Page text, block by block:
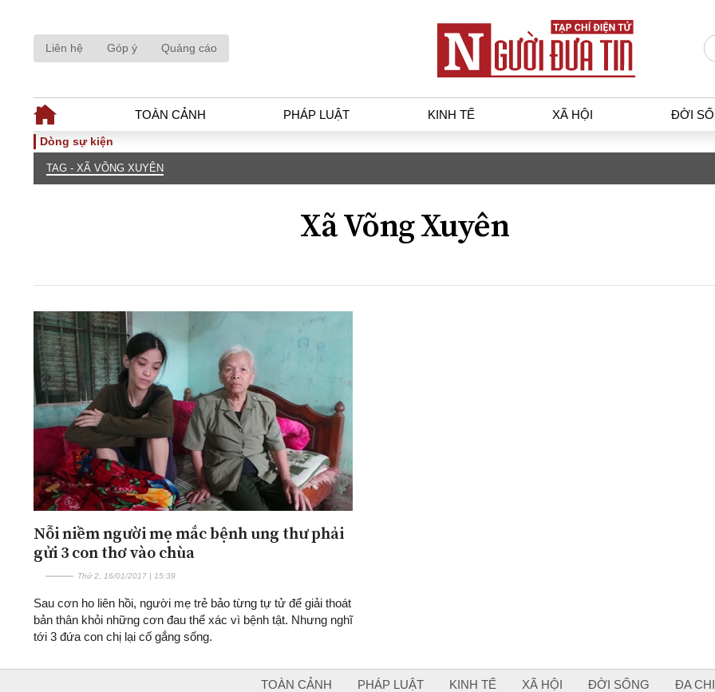
Liên hệ Góp ý Quảng cáo
TOÀN CẢNH PHÁP LUẬT KINH TẾ XÃ HỘI ĐỜI
TOÀN CẢNH
Thế giới
Góc nhìn luật gia
An ninh - Hình sự
Tài chính - Ngân hàng
Xu hướng thị trường
Giao
ĐA CHIỀU
Quan điểm
Xi nhan Trái Phải
Bạn đọc viết
INFOCUS
Dòng sự kiện
TAG - XÃ VÕNG XUYÊN
Xã Võng Xuyên
Nỗi niềm người mẹ mắc bệnh ung thư phải
gửi 3 con thơ vào chùa
Thứ 2, 16/01/2017 | 15:39
Sau cơn ho liên hồi, người mẹ trẻ bảo từng tự tử để giải thoát
bản thân khỏi những cơn đau thể xác vì bệnh tật. Nhưng nghĩ
tới 3 đứa con chị lại cố gắng sống.
TOÀN CẢNH PHÁP LUẬT KINH TẾ XÃ HỘI ĐỜI SỐNG ĐA